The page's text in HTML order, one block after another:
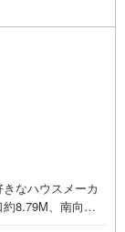
なハウスメーカ
8.79M、南向き